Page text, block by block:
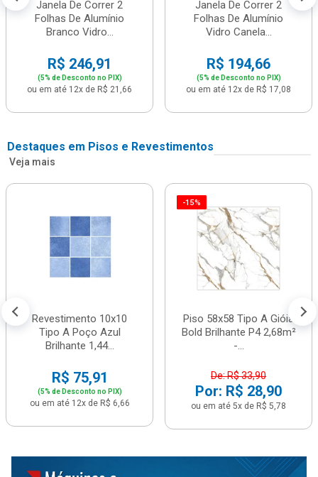
Janela De Correr 2
Folhas De Alumínio
Branco Vidro...
R$ 246,91
(5% de Desconto no PIX)
ou em até 12x de R$ 21,66
Janela De Correr 2
Folhas De Alumínio
Vidro Canela...
R$ 194,66
(5% de Desconto no PIX)
ou em até 12x de R$ 17,08
Destaques em Pisos e Revestimentos
Veja mais
Revestimento 10x10
Tipo A Poço Azul
Brilhante 1,44...
R$ 75,91
(5% de Desconto no PIX)
ou em até 12x de R$ 6,66
-15%
Piso 58x58 Tipo A Gióia
Bold Brilhante P4 2,68m²
-...
De: R$ 33,90
Por: R$ 28,90
ou em até 5x de R$ 5,78